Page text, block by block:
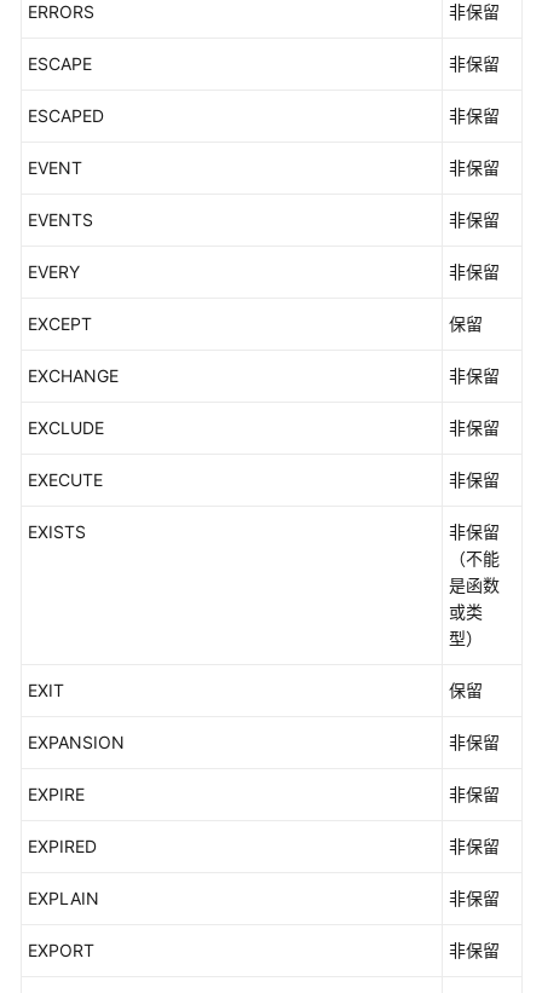
ERRORS 非保留
ESCAPE 非保留
ESCAPED 非保留
EVENT 非保留
EVENTS 非保留
EVERY 非保留
EXCEPT 保留
EXCHANGE 非保留
EXCLUDE 非保留
EXECUTE 非保留
EXISTS
非保留
（不能
是函数
或类
型）
EXIT 保留
EXPANSION 非保留
EXPIRE 非保留
EXPIRED 非保留
EXPLAIN 非保留
EXPORT 非保留